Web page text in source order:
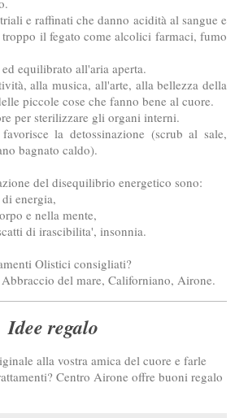
e raffinati che danno acidità al sangue e
il fegato come alcolici farmaci, fumo
equilibrato all'aria aperta.
alla musica, all'arte, alla bellezza della
piccole cose che fanno bene al cuore.
per sterilizzare gli organi interni.
la detossinazione (scrub al sale,
bagnato caldo).
del disequilibrio energetico sono:
energia,
e nella mente,
di irascibilita', insonnia.
Olistici consigliati?
del mare, Californiano, Airone.
Idee regalo
alla vostra amica del cuore e farle
? Centro Airone offre buoni regalo